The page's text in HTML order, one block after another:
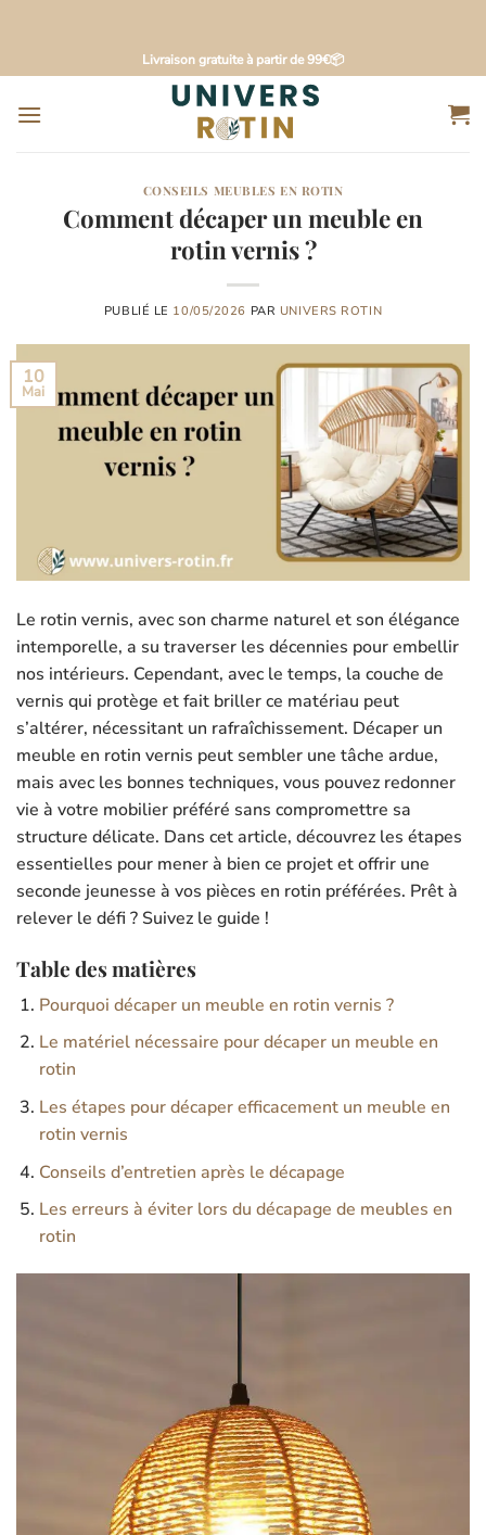
au
contenu
Livraison gratuite à partir de 99€📦
CONSEILS MEUBLES EN ROTIN
Comment décaper un meuble en
rotin vernis ?
PUBLIÉ LE 10/05/2026 PAR UNIVERS ROTIN
10
Mai
Le rotin vernis, avec son charme naturel et son élégance
intemporelle, a su traverser les décennies pour embellir
nos intérieurs. Cependant, avec le temps, la couche de
vernis qui protège et fait briller ce matériau peut
s’altérer, nécessitant un rafraîchissement. Décaper un
meuble en rotin vernis peut sembler une tâche ardue,
mais avec les bonnes techniques, vous pouvez redonner
vie à votre mobilier préféré sans compromettre sa
structure délicate. Dans cet article, découvrez les étapes
essentielles pour mener à bien ce projet et offrir une
seconde jeunesse à vos pièces en rotin préférées. Prêt à
relever le défi ? Suivez le guide !
Table des matières
Pourquoi décaper un meuble en rotin vernis ?
Le matériel nécessaire pour décaper un meuble en
rotin
Les étapes pour décaper efficacement un meuble en
rotin vernis
Conseils d’entretien après le décapage
Les erreurs à éviter lors du décapage de meubles en
rotin